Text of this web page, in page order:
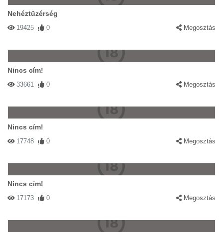
Nehéztüzérség
19425 0 Megosztás
Nincs cím!
33661 0 Megosztás
Nincs cím!
17748 0 Megosztás
Nincs cím!
17173 0 Megosztás